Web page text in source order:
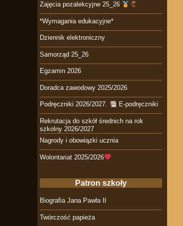
Zajęcia pozalekcyjne 25_26
*Wymagania edukacyjne*
Dziennik elektroniczny
Samorząd 25_26
Egzamin 2026
Doradca zawodowy 2025/2026
Podręczniki 2026/2027. E-podręczniki
Rekrutacja do szkół średnich na rok
szkolny 2026/2027
Nagrody i obowiązki ucznia
Wolontariat 2025/2026
Patron szkoły
Biografia Jana Pawła II
Twórczość papieża